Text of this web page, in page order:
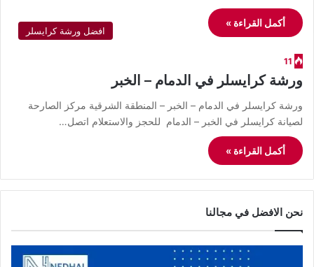
أكمل القراءة »
افضل ورشة كرايسلر
11
ورشة كرايسلر في الدمام – الخبر
ورشة كرايسلر في الدمام – الخبر – المنطقة الشرقية مركز الصارحة
لصيانة كرايسلر في الخبر – الدمام للحجز والاستعلام اتصل…
أكمل القراءة »
نحن الافضل في مجالنا